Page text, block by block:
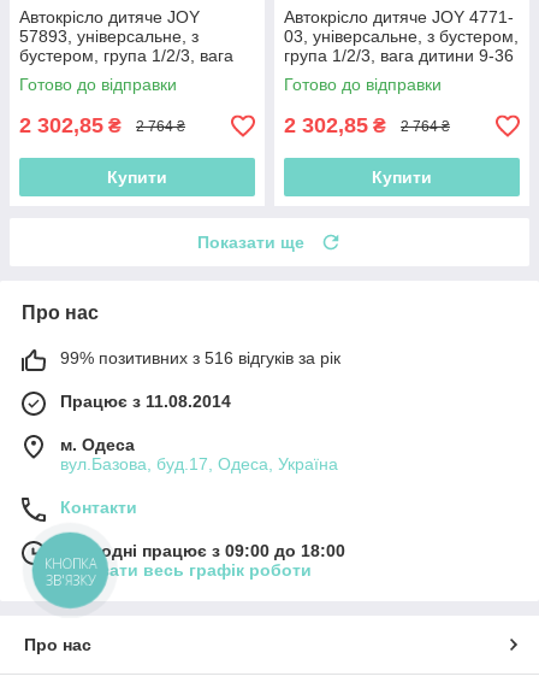
Автокрісло дитяче JOY
57893, універсальне, з
бустером, група 1/2/3, вага
дитини 9-36 кг
Готово до відправки
2 302,85 ₴ 2 764 ₴
Купити
Автокрісло дитяче JOY 4771-
03, універсальне, з бустером,
група 1/2/3, вага дитини 9-36
кг
Готово до відправки
2 302,85 ₴ 2 764 ₴
Купити
Показати ще
Про нас
99% позитивних з 516 відгуків за рік
Працює з 11.08.2014
м. Одеса
вул.Базова, буд.17, Одеса, Україна
Контакти
Сьогодні працює з 09:00 до 18:00
Показати весь графік роботи
Про нас
КНОПКА
ЗВ'ЯЗКУ